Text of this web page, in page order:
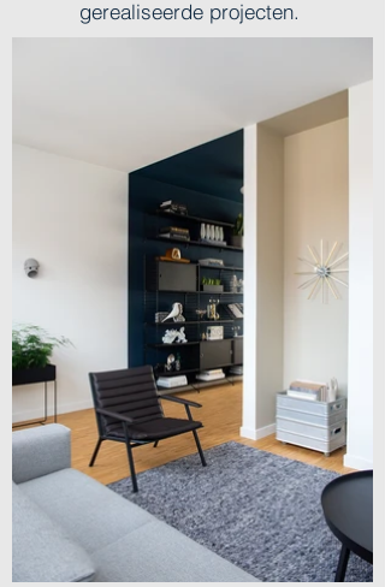
gerealiseerde projecten.